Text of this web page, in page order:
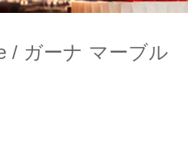
/ ガーナ マーブル